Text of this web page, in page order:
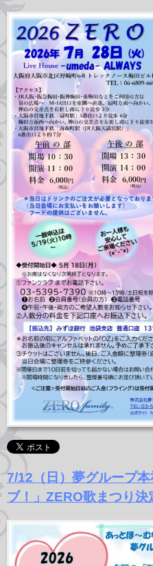
7/12（日）夢グループ
ブ！」ZERO歌まつり決